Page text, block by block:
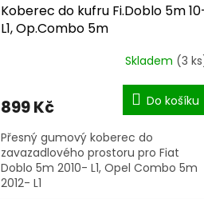
Koberec do kufru Fi.Doblo 5m
L1, Op.Combo 5m
Skladem (3
899 Kč Do košíku
Přesný gumový koberec do
zavazadlového prostoru pro Fiat
Doblo 5m 2010- L1, Opel Combo 5m
2012- L1